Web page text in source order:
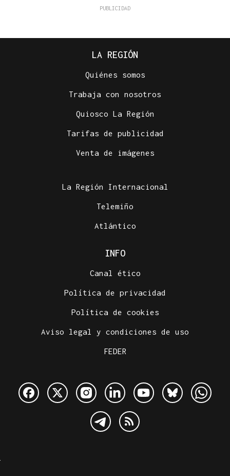
LA REGIÓN
Quiénes somos
Trabaja con nosotros
Quiosco La Región
Tarifas de publicidad
Venta de imágenes
La Región Internacional
Telemiño
Atlántico
INFO
Canal ético
Política de privacidad
Política de cookies
Aviso legal y condiciones de uso
FEDER